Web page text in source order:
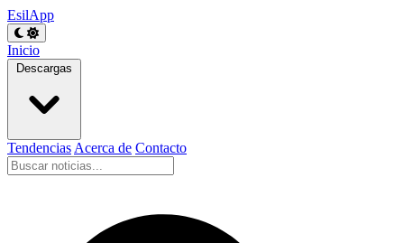
EsilApp
Inicio
Descargas
Tendencias Acerca de Contacto